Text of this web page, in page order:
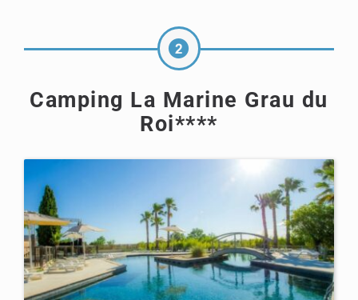
Camping La Marine Grau du
Roi****